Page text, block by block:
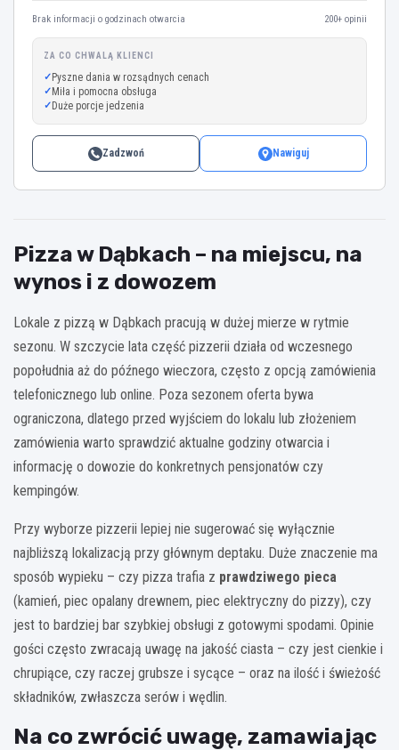
Brak informacji o godzinach otwarcia 200+ opinii
ZA CO CHWALĄ KLIENCI
Pyszne dania w rozsądnych cenach
Miła i pomocna obsługa
Duże porcje jedzenia
Zadzwoń Nawiguj
Pizza w Dąbkach – na miejscu, na
wynos i z dowozem
Lokale z pizzą w Dąbkach pracują w dużej mierze w rytmie
sezonu. W szczycie lata część pizzerii działa od wczesnego
popołudnia aż do późnego wieczora, często z opcją zamówienia
telefonicznego lub online. Poza sezonem oferta bywa
ograniczona, dlatego przed wyjściem do lokalu lub złożeniem
zamówienia warto sprawdzić aktualne godziny otwarcia i
informację o dowozie do konkretnych pensjonatów czy
kempingów.
Przy wyborze pizzerii lepiej nie sugerować się wyłącznie
najbliższą lokalizacją przy głównym deptaku. Duże znaczenie ma
sposób wypieku – czy pizza trafia z prawdziwego pieca
(kamień, piec opalany drewnem, piec elektryczny do pizzy), czy
jest to bardziej bar szybkiej obsługi z gotowymi spodami. Opinie
gości często zwracają uwagę na jakość ciasta – czy jest cienkie i
chrupiące, czy raczej grubsze i sycące – oraz na ilość i świeżość
składników, zwłaszcza serów i wędlin.
Na co zwrócić uwagę, zamawiając